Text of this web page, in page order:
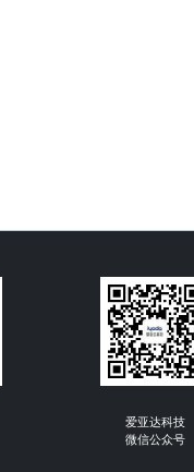
爱亚达科技
微信公众号